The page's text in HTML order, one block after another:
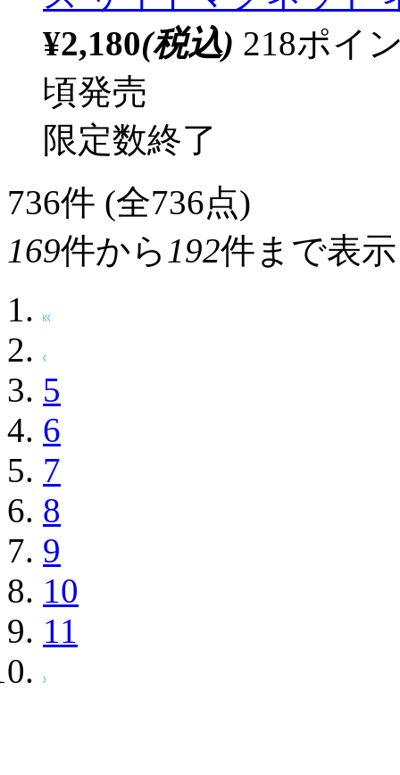
¥2,180(税込) 218ポイ
頃発売
限定数終了
736件 (全736点)
169件から 192件まで表示
5
6
7
8
9
10
11